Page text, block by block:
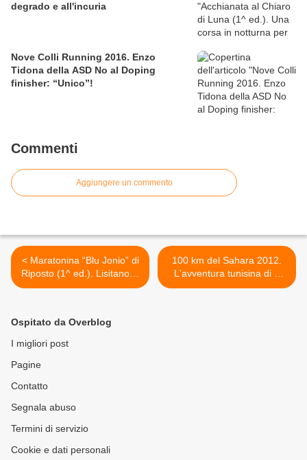
degrado e all'incuria
Nove Colli Running 2016. Enzo
Tidona della ASD No al Doping
finisher: “Unico”!
Commenti
Aggiungere un commento
< Maratonina “Blu Jonio” di
Riposto (1^ ed.). Lisitano la
spunta su Ingargiola.
Mezza nel panorama
podistico siciliano
100 km del Sahara 2012.
L'avventura tunisina di 6
runner italiani non udenti,
Ospitato da Overblog
I migliori post
Pagine
Contatto
Segnala abuso
Termini di servizio
Cookie e dati personali